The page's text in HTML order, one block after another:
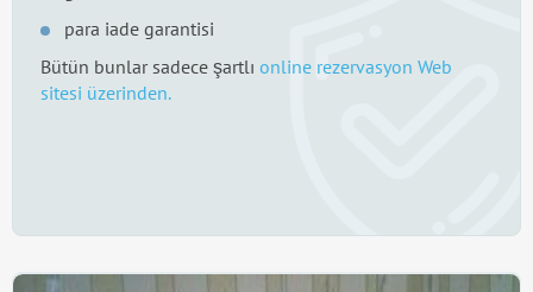
para iade garantisi
Bütün bunlar sadece şartlı online rezervasyon Web
sitesi üzerinden.